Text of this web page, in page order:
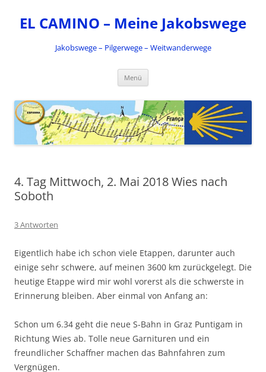
springen
EL CAMINO – Meine Jakobswege
Jakobswege – Pilgerwege – Weitwanderwege
Menü
4. Tag Mittwoch, 2. Mai 2018 Wies nach
Soboth
3 Antworten
Eigentlich habe ich schon viele Etappen, darunter auch
einige sehr schwere, auf meinen 3600 km zurückgelegt. Die
heutige Etappe wird mir wohl vorerst als die schwerste in
Erinnerung bleiben. Aber einmal von Anfang an:
Schon um 6.34 geht die neue S-Bahn in Graz Puntigam in
Richtung Wies ab. Tolle neue Garnituren und ein
freundlicher Schaffner machen das Bahnfahren zum
Vergnügen.